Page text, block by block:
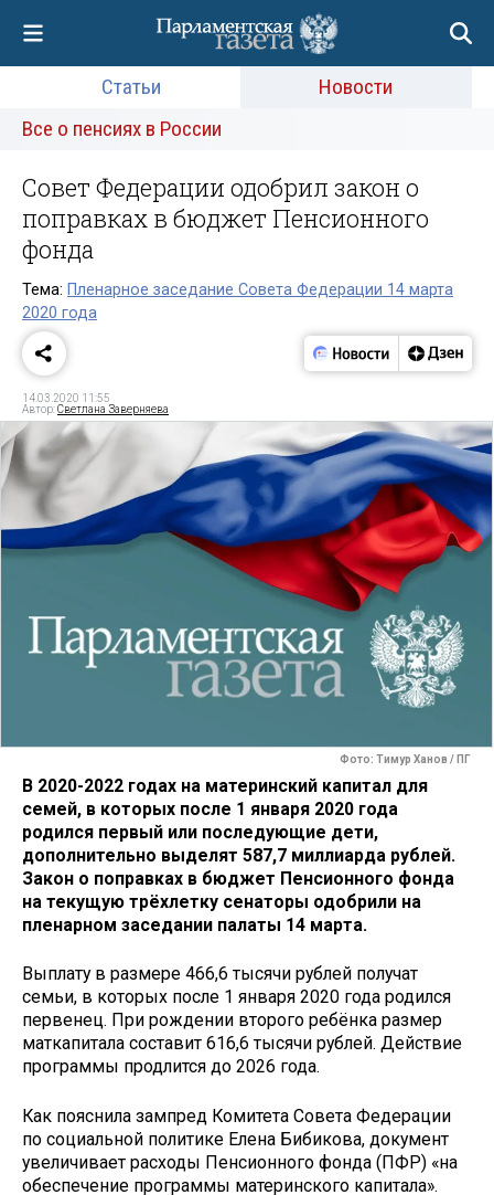
Статьи
Новости
Все о пенсиях в России
Совет Федерации одобрил закон о
поправках в бюджет Пенсионного
фонда
Тема: Пленарное заседание Совета Федерации 14 марта
2020 года
14.03.2020 11:55
Автор:Светлана Заверняева
Фото: Тимур Ханов / ПГ
В 2020-2022 годах на материнский капитал для
семей, в которых после 1 января 2020 года
родился первый или последующие дети,
дополнительно выделят 587,7 миллиарда рублей.
Закон о поправках в бюджет Пенсионного фонда
на текущую трёхлетку сенаторы одобрили на
пленарном заседании палаты 14 марта.
Выплату в размере 466,6 тысячи рублей получат
семьи, в которых после 1 января 2020 года родился
первенец. При рождении второго ребёнка размер
маткапитала составит 616,6 тысячи рублей. Действие
программы продлится до 2026 года.
Как пояснила зампред Комитета Совета Федерации
по социальной политике Елена Бибикова, документ
увеличивает расходы Пенсионного фонда (ПФР) «на
обеспечение программы материнского капитала».